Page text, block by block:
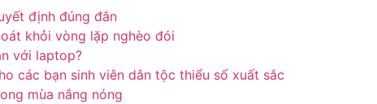
định đúng đắn
khỏi vòng lặp nghèo đói
với laptop?
các bạn sinh viên dân tộc thiểu số xuất sắc
mùa nắng nóng